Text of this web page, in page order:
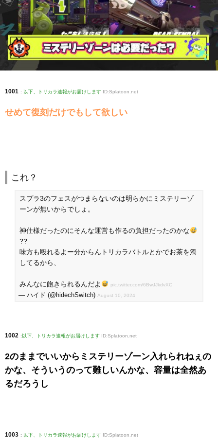
1001 : 以下、トリカラ速報がお届けします ID:Splatoon.net
せめて復刻だけでもして欲しい
これ？
スプラ3のフェスがつまらないのは明らかにミステリーゾ
ーンが無いからでしょ。
神仕様だったのにそんな運営も作るの負担だったのかな
??
味方も殴れるよー分からんトリカラバトルとかでお茶を濁
してるから、
みんなに飽きられるんだよ pic.twitter.com/6BwJJkdvXC
— ハイド (@hidechSwitch) August 10, 2024
1002 : 以下、トリカラ速報がお届けします ID:Splatoon.net
2のままでいいからミステリーゾーン入れられねぇの
かな、そういうのって難しいんかな、容量は全然あ
るだろうし
1003 : 以下、トリカラ速報がお届けします ID:Splatoon.net